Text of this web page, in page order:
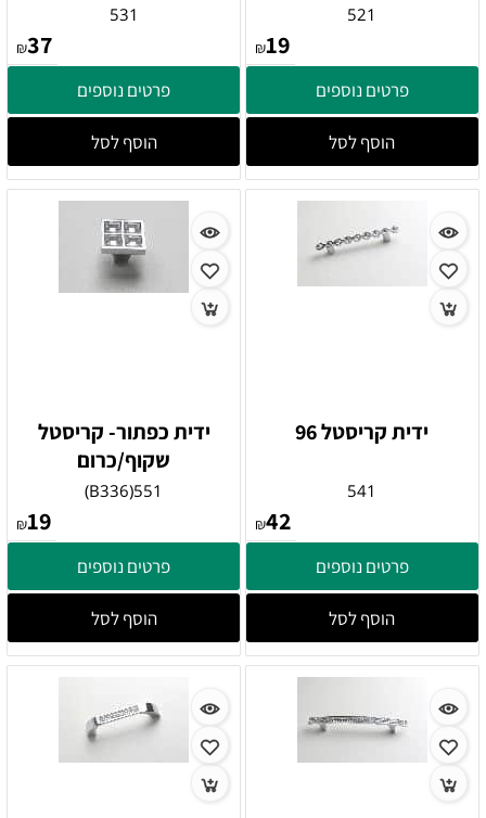
521
₪19
פרטים נוספים
הוסף לסל
531
₪37
פרטים נוספים
הוסף לסל
ידית קריסטל 96
541
₪42
פרטים נוספים
הוסף לסל
ידית כפתור- קריסטל
שקוף/כרום
551(B336)
₪19
פרטים נוספים
הוסף לסל